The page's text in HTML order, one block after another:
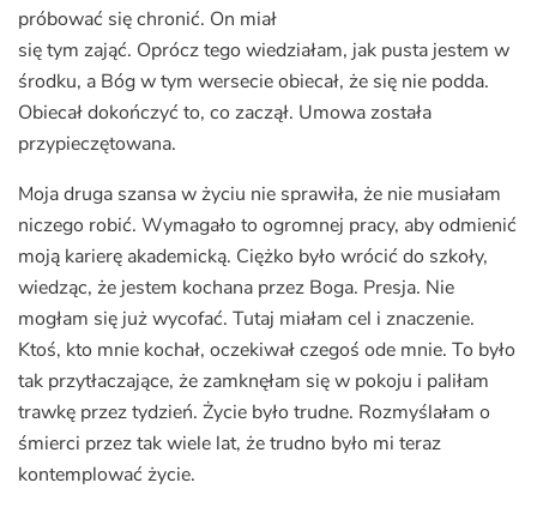
próbować się chronić. On miał
się tym zająć. Oprócz tego wiedziałam, jak pusta jestem w
środku, a Bóg w tym wersecie obiecał, że się nie podda.
Obiecał dokończyć to, co zaczął. Umowa została
przypieczętowana.
Moja druga szansa w życiu nie sprawiła, że nie musiałam
niczego robić. Wymagało to ogromnej pracy, aby odmienić
moją karierę akademicką. Ciężko było wrócić do szkoły,
wiedząc, że jestem kochana przez Boga. Presja. Nie
mogłam się już wycofać. Tutaj miałam cel i znaczenie.
Ktoś, kto mnie kochał, oczekiwał czegoś ode mnie. To było
tak przytłaczające, że zamknęłam się w pokoju i paliłam
trawkę przez tydzień. Życie było trudne. Rozmyślałam o
śmierci przez tak wiele lat, że trudno było mi teraz
kontemplować życie.